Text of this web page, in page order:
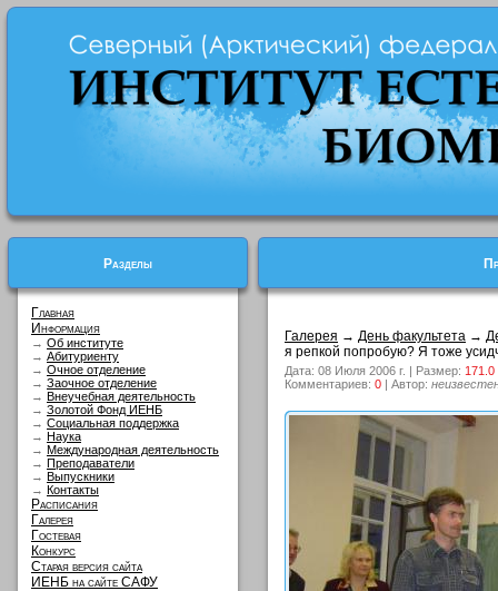
Разделы
Главная
Информация
→ Об институте
→ Абитуриенту
→ Очное отделение
→ Заочное отделение
→ Внеучебная деятельность
→ Золотой Фонд ИЕНБ
→ Социальная поддержка
→ Наука
→ Международная деятельность
→ Преподаватели
→ Выпускники
→ Контакты
Расписания
Галерея
Гостевая
Конкурс
Старая версия сайта
ИЕНБ на сайте САФУ
Галерея → День факультета →
я репкой попробую? Я тоже
Дата: 08 Июля 2006 г. | Размер: 171.0
Комментариев: 0 | Автор: